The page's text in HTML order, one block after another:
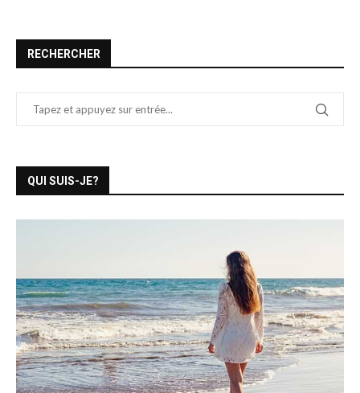
RECHERCHER
QUI SUIS-JE?